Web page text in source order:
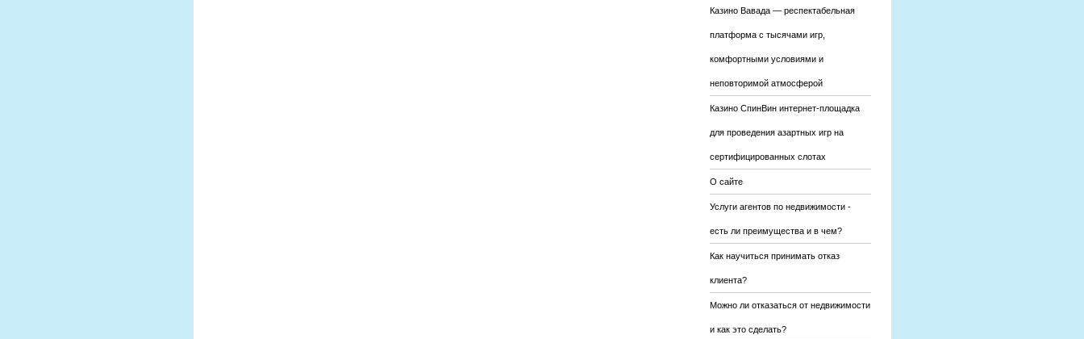
Казино Вавада — респектабельная
платформа с тысячами игр,
комфортными условиями и
неповторимой атмосферой
Казино СпинВин интернет-площадка
для проведения азартных игр на
сертифицированных слотах
О сайте
Услуги агентов по недвижимости -
есть ли преимущества и в чем?
Как научиться принимать отказ
клиента?
Можно ли отказаться от недвижимости
и как это сделать?